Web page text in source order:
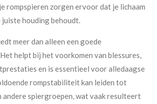
rompspieren zorgen ervoor dat je lichaam
houding behoudt.
meer dan alleen een goede
helpt bij het voorkomen van blessures,
en is essentieel voor alledaagse
rompstabiliteit kan leiden tot
spiergroepen, wat vaak resulteert